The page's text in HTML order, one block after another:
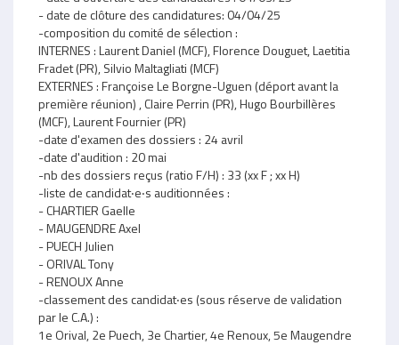
- date de clôture des candidatures: 04/04/25
-composition du comité de sélection :
INTERNES : Laurent Daniel (MCF), Florence Douguet, Laetitia
Fradet (PR), Silvio Maltagliati (MCF)
EXTERNES : Françoise Le Borgne-Uguen (déport avant la
première réunion) , Claire Perrin (PR), Hugo Bourbillères
(MCF), Laurent Fournier (PR)
-date d'examen des dossiers : 24 avril
-date d'audition : 20 mai
-nb des dossiers reçus (ratio F/H) : 33 (xx F ; xx H)
-liste de candidat‧e‧s auditionnées :
- CHARTIER Gaelle
- MAUGENDRE Axel
- PUECH Julien
- ORIVAL Tony
- RENOUX Anne
-classement des candidat‧es (sous réserve de validation
par le C.A.) :
1e Orival, 2e Puech, 3e Chartier, 4e Renoux, 5e Maugendre